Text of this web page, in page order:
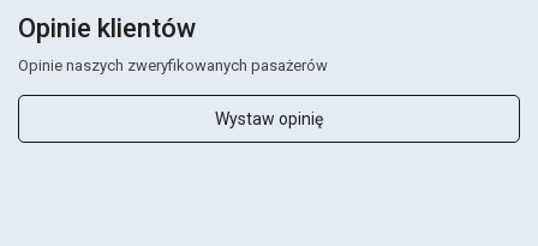
Opinie klientów
Opinie naszych zweryfikowanych pasażerów
Wystaw opinię